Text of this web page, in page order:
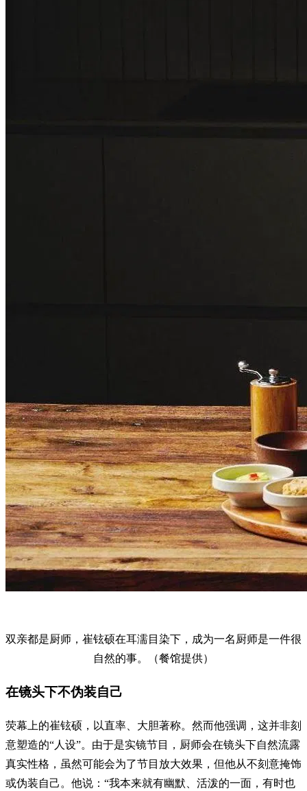
双亲都是厨师，崔铉硕在耳濡目染下，成为一名厨师是一件很
自然的事。（餐馆提供）
在镜头下不伪装自己
荧幕上的崔铉硕，以直率、大胆著称。然而他强调，这并非刻
意塑造的“人设”。由于是实镜节目，厨师会在镜头下自然流露
真实性格，虽然可能会为了节目放大效果，但他从不刻意掩饰
或伪装自己。他说：“我本来就有幽默、活泼的一面，有时也